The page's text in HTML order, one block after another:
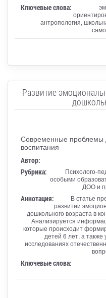
Ключевые слова:
антропология,
Развитие
Современные проблемы
воспитания
Автор:
Рубрика:
Психолого-
особыми
ДОО и
Аннотация:
В статье
развитии
дошкольного возраста в
Анализируется
которые происходит
детей 6 лет, а
исследованиях
Ключевые слова: